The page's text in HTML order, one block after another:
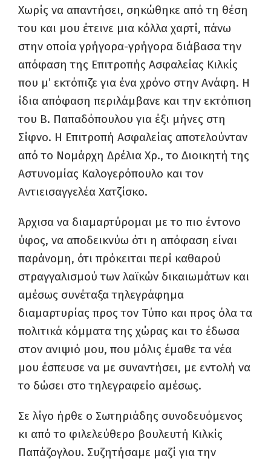
Χωρίς να απαντήσει, σηκώθηκε από τη θέση
του και μου έτεινε μια κόλλα χαρτί, πάνω
στην οποία γρήγορα-γρήγορα διάβασα την
απόφαση της Επιτροπής Ασφαλείας Κιλκίς
που μ’ εκτόπιζε για ένα χρόνο στην Ανάφη. Η
ίδια απόφαση περιλάμβανε και την εκτόπιση
του Β. Παπαδόπουλου για έξι μήνες στη
Σίφνο. Η Επιτροπή Ασφαλείας αποτελούνταν
από το Νομάρχη Δρέλια Χρ., το Διοικητή της
Αστυνομίας Καλογερόπουλο και τον
Αντιεισαγγελέα Χατζίσκο.
Άρχισα να διαμαρτύρομαι με το πιο έντονο
ύφος, να αποδεικνύω ότι η απόφαση είναι
παράνομη, ότι πρόκειται περί καθαρού
στραγγαλισμού των λαϊκών δικαιωμάτων και
αμέσως συνέταξα τηλεγράφημα
διαμαρτυρίας προς τον Τύπο και προς όλα τα
πολιτικά κόμματα της χώρας και το έδωσα
στον ανιψιό μου, που μόλις έμαθε τα νέα
μου έσπευσε να με συναντήσει, με εντολή να
το δώσει στο τηλεγραφείο αμέσως.
Σε λίγο ήρθε ο Σωτηριάδης συνοδευόμενος
κι από το φιλελεύθερο βουλευτή Κιλκίς
Παπάζογλου. Συζητήσαμε μαζί για την